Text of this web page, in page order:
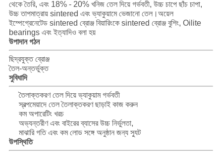
খবর
মামলা
সাইট
ম্যাপ
PRIVACY
POLICY
থেকে তৈরি, এবং 18% - 20% খনিজ তেল দিয়ে গর্ভবতী, উচ্চ চাপে ছাঁচ চাপা,
উচ্চ তাপমাত্রায় sintered এবং ভ্যাকুয়ামে ভেজানো তেল।অয়েল
ইম্পেগ্রেনেটেড sintered ব্রোঞ্জ বিয়ারিংকে sintered ব্রোঞ্জ বুশিং, Oilite
bearings এবং ইত্যাদিও বলা হয়
উপাদান গঠন
ছিদ্রযুক্ত ব্রোঞ্জ
তৈল-অন্তর্ভুক্ত
সুবিধাদি
তৈলাক্তকরণ তেল দিয়ে ভ্যাকুয়াম গর্ভবতী
স্বল্পমেয়াদে তেল তৈলাক্তকরণ ছাড়াই কাজ করুন
কম অপারেটিং খরচ
অভ্যন্তরীণ এবং বাইরের ব্যাসের উচ্চ নির্ভুলতা,
মাঝারি গতি এবং কম লোড সঙ্গে অনুষ্ঠান জন্য স্যুট
উপস্থিতি